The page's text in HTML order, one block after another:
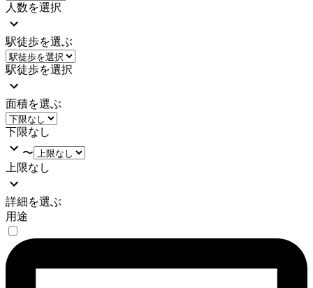
人数を選択
駅徒歩を選ぶ
駅徒歩を選択
面積を選ぶ
下限なし
〜
上限なし
詳細を選ぶ
用途